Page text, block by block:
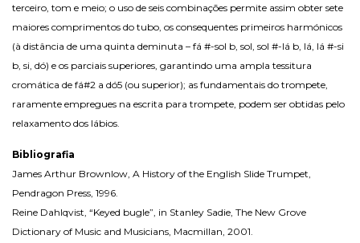
terceiro, tom e meio; o uso de seis combinações permite assim obter sete
maiores comprimentos do tubo, os consequentes primeiros harmónicos
(à distância de uma quinta deminuta – fá #-sol b, sol, sol #-lá b, lá, lá #-si
b, si, dó) e os parciais superiores, garantindo uma ampla tessitura
cromática de fá#2 a dó5 (ou superior); as fundamentais do trompete,
raramente empregues na escrita para trompete, podem ser obtidas pelo
relaxamento dos lábios.
Bibliografia
James Arthur Brownlow, A History of the English Slide Trumpet,
Pendragon Press, 1996.
Reine Dahlqvist, “Keyed bugle”, in Stanley Sadie, The New Grove
Dictionary of Music and Musicians, Macmillan, 2001.